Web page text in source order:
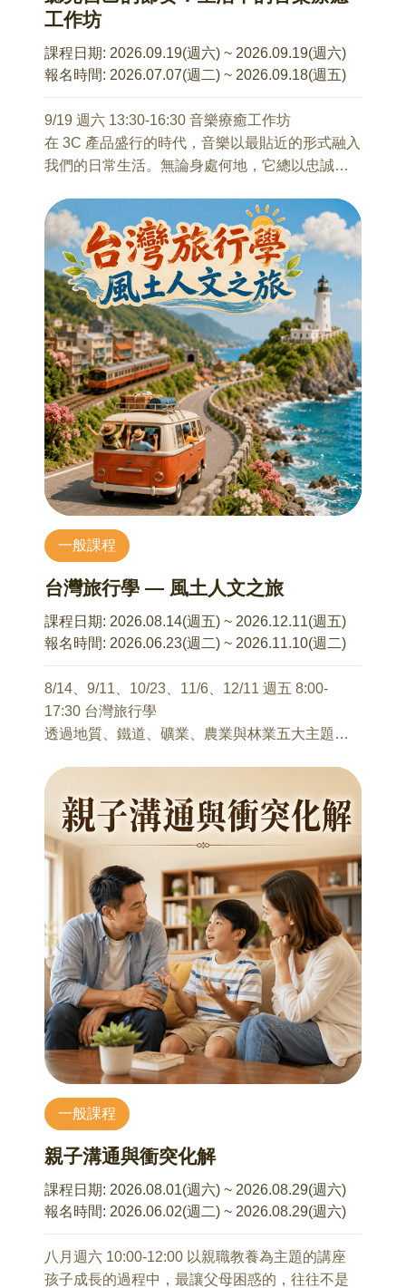
課程費用：單堂$300，優惠報名整期$2,000 (至多
可請假兩堂)
額外費用說明：每次上課暖身階段所需之木棒，
由老師代購$200/支，上課現場繳交整數現金給老
師
備註：
1、自備瑜伽墊、水壺、毛巾，穿著方便活動伸展
衣褲
工作坊
課程日期: 2026.09.19(週六) ~ 2026.09.19(週六)
報名時間: 2026.07.07(週二) ~ 2026.09.18(週五)
9/19 週六 13:30-16:30 音樂療癒工作坊
在 3C 產品盛行的時代，音樂以最貼近的形式融入
我們的日常生活。無論身處何地，它總以忠誠的
託與生活節奏。然而，音樂的價值並不僅止於
「聆聽」、「播放」、「演奏（歌唱）」或「協
助放鬆」等基本功能。透過更深層的體驗與引
導，我們能看見音樂所承載的情感力量、生命故
事與內在能量。
本工作坊旨在帶領參與者重新認識音樂的多面向
價值，並透過實務操作與體驗活動，探索音樂如
何在個人情緒調節、人際連結與生命回顧中發揮
實質效益。期待每位參與者在活動中，能重新聽
見自身的節奏，感受音樂所帶來的啟發、感恩與
更深刻的生命共鳴。
由講師帶領課程主體，並適時邀請參與者簡短分
享個人聯想與感受，促進講師與學員間的輕互
動，營造開放而包容的體驗場域。
【課程內容】
1. 尋找配樂大師 ：這是一場融合視覺與聽覺的創
造性內在探索。
2. 聲音的體驗：透過聽覺、情緒與文字的流動，
展開多層次感知練習。
3. 音樂與生活
● 認識音樂與情緒
4. 跟著音樂去旅行：透過音樂的鋪陳與語言的陪
伴，體驗聲音作為紓壓媒介的溫柔力量。
5. Q & A 時間
【招生對象】
• 對音樂療癒、聲音感知有興趣者
• 希望透過聽覺探索自我情緒與記憶者
• 單純渴望在忙碌生活中，有一段屬於自己的感官
暫停時刻者
• 本課程參與者無須具備音樂背景，歡迎帶著開放
的心前來，與我們一同走進聲音的內在風景，期
待與您在聲音中共感、共鳴
• 備註：歡迎自備家中簡易無音階型輕型樂器參與
工作坊實務體驗(如鈴鼓、手搖鈴、自製沙鈴、波
浪鼓、三角鐵等)
李晴旭 音樂治療師
英國國家音樂治療協會(B.A.M.T)檢定合格音樂治
療師（Since 2000）
• 臺大醫院輔助暨整合醫學中心｜音樂輔助療法諮
詢師
• 財團法人光仁社會福利基金會附設
一般課程
台灣旅行學 — 風土人文之旅
課程日期: 2026.08.14(週五) ~ 2026.12.11(週五)
報名時間: 2026.06.23(週二) ~ 2026.11.10(週二)
8/14、9/11、10/23、11/6、12/11 週五 8:00-
17:30 台灣旅行學
透過地質、鐵道、礦業、農業與林業五大主題，
產業發展到地方生活文化，重新閱讀島嶼與人的
關係。
本系列由知名旅行家馬繼康以「慢行、深度、感
知」為核心，不以走訪數量為目的，而以理解土
地為核心，以實際旅遊、觀察、講述與地方文化
美食體驗，在旅行之中理解臺灣。
一日遊(8HR)，含交通、一餐、旅遊體驗內容，每
場每人費用：1,600元含稅。
※報名後請於 7 日內完成已報名「全部場次」之繳
費，逾期未完成繳費者，系統將自動取消未完成
繳費之報名資格並釋出名額。
(範例:6/27 報名 2 個場次（每場 1,600 元），應於
場），經主辦單位確認款項後，始完成報名。)
8/14(五) 8:00~17:30 北海岸地質之旅
馬繼康 老師
從岩層、海岸與風化地景，認識臺灣北海岸如何
一般課程
親子溝通與衝突化解
課程日期: 2026.08.01(週六) ~ 2026.08.29(週六)
報名時間: 2026.06.02(週二) ~ 2026.08.29(週六)
八月週六 10:00-12:00 以親職教養為主題的講座
孩子成長的過程中，最讓父母困惑的，往往不是